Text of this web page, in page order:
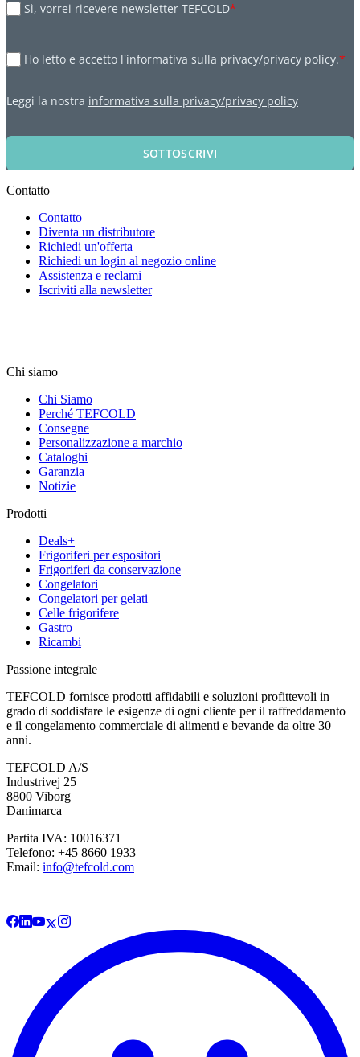
Sì, vorrei ricevere newsletter TEFCOLD*
Ho letto e accetto l'informativa sulla privacy/privacy policy.*
Leggi la nostra informativa sulla privacy/privacy policy
SOTTOSCRIVI
Contatto
Contatto
Diventa un distributore
Richiedi un'offerta
Richiedi un login al negozio online
Assistenza e reclami
Iscriviti alla newsletter
Chi siamo
Chi Siamo
Perché TEFCOLD
Consegne
Personalizzazione a marchio
Cataloghi
Garanzia
Notizie
Prodotti
Deals+
Frigoriferi per espositori
Frigoriferi da conservazione
Congelatori
Congelatori per gelati
Celle frigorifere
Gastro
Ricambi
Passione integrale
TEFCOLD fornisce prodotti affidabili e soluzioni profittevoli in
grado di soddisfare le esigenze di ogni cliente per il raffreddamento
e il congelamento commerciale di alimenti e bevande da oltre 30
anni.
TEFCOLD A/S
Industrivej 25
8800 Viborg
Danimarca
Partita IVA: 10016371
Telefono: +45 8660 1933
Email: info@tefcold.com